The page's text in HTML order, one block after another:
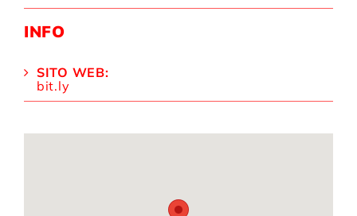
INFO
SITO WEB:
bit.ly